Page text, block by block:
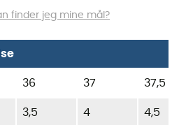
finder jeg mine mål?
36 37 37,5
3,5 4 4,5